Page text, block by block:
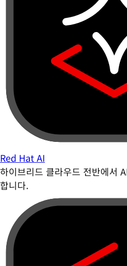
Red Hat AI
하이브리드 클라우드 전반에서
합니다.